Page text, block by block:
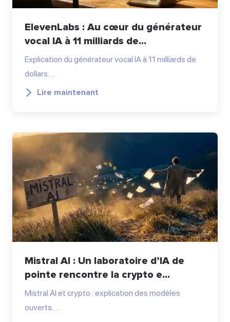
ElevenLabs : Au cœur du générateur
vocal IA à 11 milliards de...
Explication du générateur vocal IA à 11 milliards de
dollars.…
Lire maintenant
Mistral AI : Un laboratoire d’IA de
pointe rencontre la crypto e...
Mistral AI et crypto : explication des modèles
ouverts.…